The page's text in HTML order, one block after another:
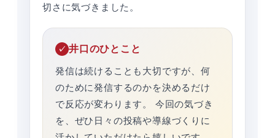
切さに気づきました。
井口のひとこと
発信は続けることも大切ですが、何
のために発信するのかを決めるだけ
で反応が変わります。 今回の気づき
を、ぜひ日々の投稿や導線づくりに